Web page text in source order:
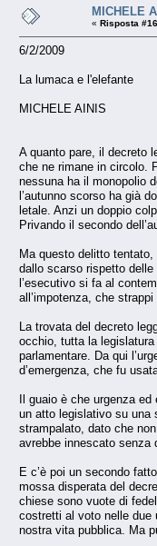
MICHELE
« Risposta
6/2/2009
La lumaca e l'elefante
MICHELE AINIS
A quanto pare, il decreto
che ne rimane in circolo.
nessuna ha il monopolio
l’autunno scorso ha già
letale. Anzi un doppio
Privando il secondo
Ma questo delitto
dallo scarso rispetto delle
l’esecutivo si fa al
all’impotenza, che
La trovata del decreto
occhio, tutta la
parlamentare. Da qui
d’emergenza, che fu
Il guaio è che urgenza
un atto legislativo su una
strampalato, dato che
avrebbe innescato senza
E c’è poi un secondo
mossa disperata del
chiese sono vuote di
costretti al voto nelle due
nostra vita pubblica. Ma